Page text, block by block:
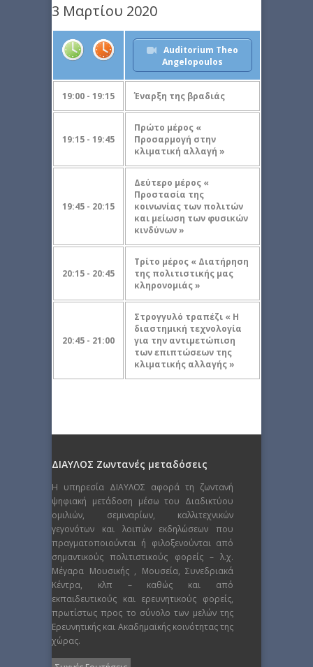
3 Μαρτίου 2020
Auditorium Theo
Angelopoulos
19:00 - 19:15 Έναρξη της βραδιάς
19:15 - 19:45
Πρώτο μέρος «
Προσαρμογή στην
κλιματική αλλαγή »
19:45 - 20:15
Δεύτερο μέρος «
Προστασία της
κοινωνίας των πολιτών
και μείωση των φυσικών
κινδύνων »
20:15 - 20:45
Tρίτο μέρος « Διατήρηση
της πολιτιστικής μας
κληρονομιάς »
20:45 - 21:00
Στρογγυλό τραπέζι « Η
διαστημική τεχνολογία
για την αντιμετώπιση
των επιπτώσεων της
κλιματικής αλλαγής »
ΔΙΑΥΛΟΣ Ζωντανές μεταδόσεις
Η υπηρεσία ΔΙΑΥΛΟΣ αφορά τη ζωντανή
ψηφιακή μετάδοση μέσω του Διαδικτύου
ομιλιών, σεμιναρίων, καλλιτεχνικών
γεγονότων και λοιπών εκδηλώσεων που
πραγματοποιούνται ή φιλοξενούνται από
σημαντικούς πολιτιστικούς φορείς – λ.χ.
Μέγαρα Μουσικής , Μουσεία, Συνεδριακά
Κέντρα, κλπ – καθώς και από
εκπαιδευτικούς και ερευνητικούς φορείς,
πρωτίστως προς το σύνολο των μελών της
Ερευνητικής και Ακαδημαϊκής κοινότητας της
χώρας.